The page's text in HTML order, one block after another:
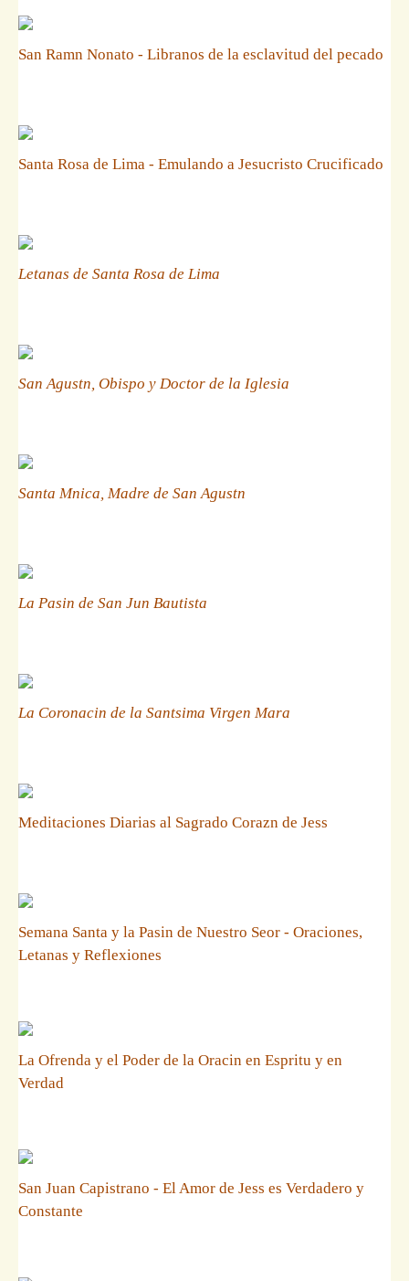
San Ramn Nonato - Libranos de la esclavitud del pecado
Santa Rosa de Lima - Emulando a Jesucristo Crucificado
Letanas de Santa Rosa de Lima
San Agustn, Obispo y Doctor de la Iglesia
Santa Mnica, Madre de San Agustn
La Pasin de San Jun Bautista
La Coronacin de la Santsima Virgen Mara
Meditaciones Diarias al Sagrado Corazn de Jess
Semana Santa y la Pasin de Nuestro Seor - Oraciones,
Letanas y Reflexiones
La Ofrenda y el Poder de la Oracin en Espritu y en
Verdad
San Juan Capistrano - El Amor de Jess es Verdadero y
Constante